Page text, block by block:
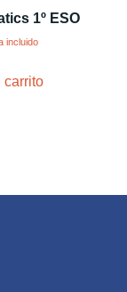
1º ESO
incluido
carrito